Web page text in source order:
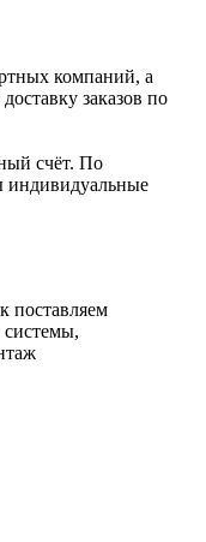
компаний, а
заказов по
счёт. По
индивидуальные
поставляем
системы,